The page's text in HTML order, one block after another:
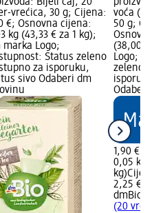
vrećica, 30 g; Cijena:
€; Osnovna cijena:
kg (43,33 € za 1 kg);
marka Logo;
Status zeleno
za isporuku,
sivo Odaberi dm
voća
50 g;
(38,00 €
Logo;
zeleno
Odaberi
1,90 €
0,05 kg
kg)
2,25 €
dmBio
(20